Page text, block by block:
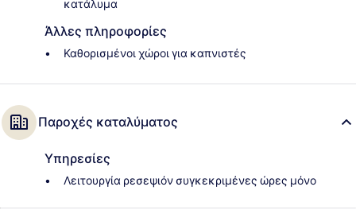
κατάλυμα
Άλλες πληροφορίες
Καθορισμένοι χώροι για καπνιστές
Παροχές καταλύματος
Υπηρεσίες
Λειτουργία ρεσεψιόν συγκεκριμένες ώρες μόνο